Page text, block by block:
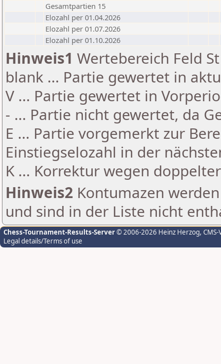
Gesamtpartien 15
Elozahl per 01.04.2026
Elozahl per 01.07.2026
Elozahl per 01.10.2026
Hinweis1 Wertebereich Feld
blank ... Partie gewertet in
V ... Partie gewertet in
- ... Partie nicht gewertet, da
E ... Partie vorgemerkt zur
Einstiegselozahl in der
K ... Korrektur wegen
Hinweis2 Kontumazen
und sind in der Liste nicht
Chess-Tournament-Results-Server© 2006-2026 Heinz Herzog,
Legal details/Terms of use